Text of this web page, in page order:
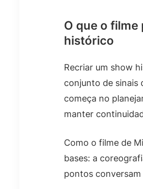
O que o
histórico
Recriar um show
conjunto de sinais
começa no
manter
Como o filme de
bases: a
pontos